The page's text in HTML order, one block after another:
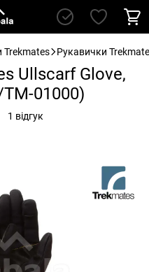
Trekmates Рукавички
Ullscarf Glove,
01000)
1 відгук